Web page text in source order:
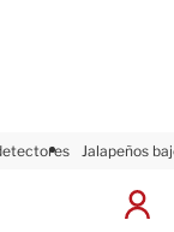
Jalapeños
I